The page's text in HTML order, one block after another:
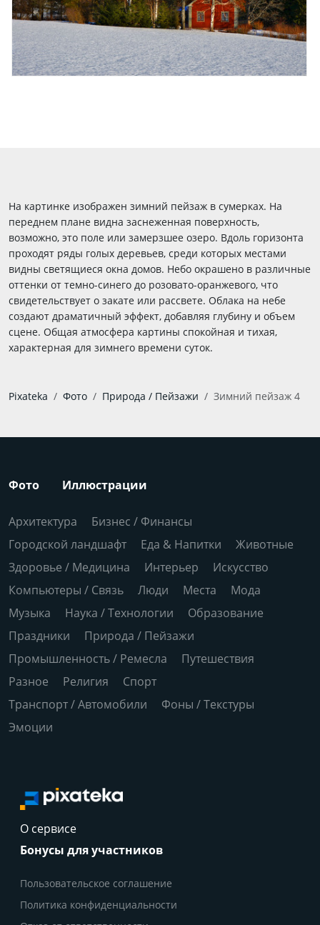
На картинке изображен зимний пейзаж в сумерках. На
переднем плане видна заснеженная поверхность,
возможно, это поле или замерзшее озеро. Вдоль горизонта
проходят ряды голых деревьев, среди которых местами
видны светящиеся окна домов. Небо окрашено в различные
оттенки от темно-синего до розовато-оранжевого, что
свидетельствует о закате или рассвете. Облака на небе
создают драматичный эффект, добавляя глубину и объем
сцене. Общая атмосфера картины спокойная и тихая,
характерная для зимнего времени суток.
Pixateka Фото Природа / Пейзажи Зимний пейзаж 4
Фото Иллюстрации
Архитектура
Бизнес / Финансы
Городской ландшафт
Еда & Напитки
Животные
Здоровье / Медицина
Интерьер
Искусство
Компьютеры / Связь
Люди Места
Мода
Музыка
Наука / Технологии
Образование
Праздники
Природа / Пейзажи
Промышленность / Ремесла
Путешествия
Разное
Религия
Спорт
Транспорт / Автомобили
Фоны / Текстуры
Эмоции
О сервисе
Бонусы для участников
Пользовательское соглашение
Политика конфиденциальности